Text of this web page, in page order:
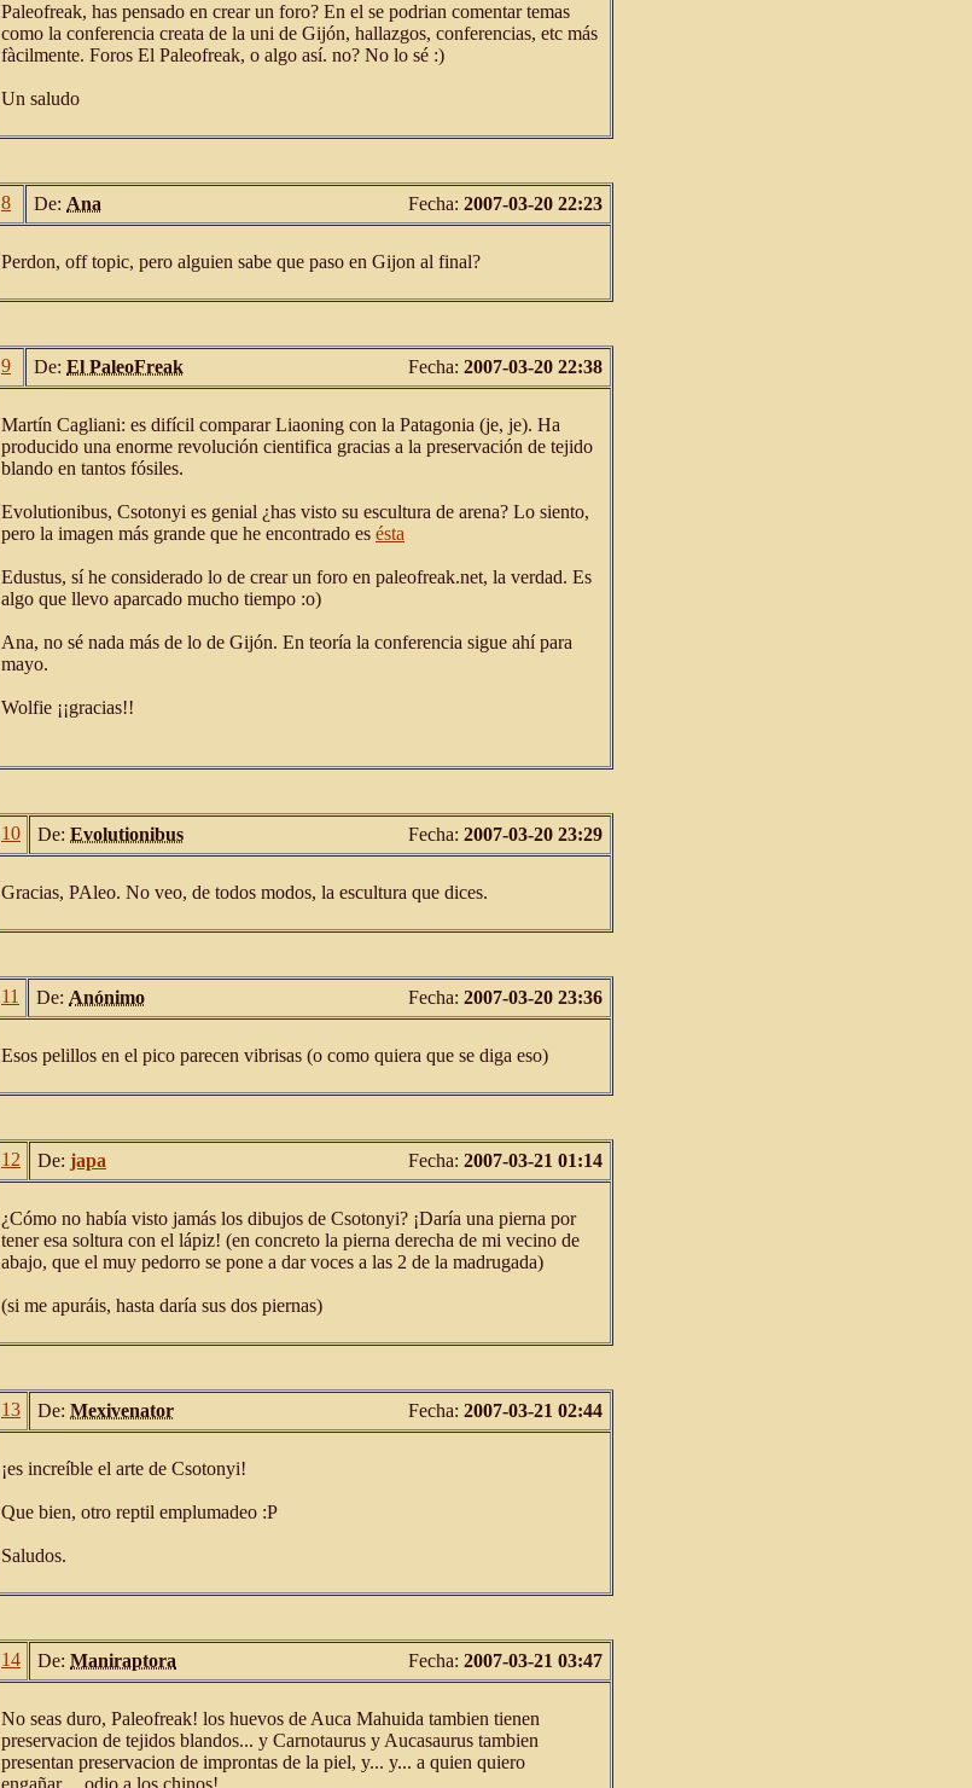
Paleofreak, has pensado en crear un foro? En el se podrian comentar temas
como la conferencia creata de la uni de Gijón, hallazgos, conferencias, etc más
fàcilmente. Foros El Paleofreak, o algo así. no? No lo sé :)
Un saludo
8 De: Ana Fecha: 2007-03-20 22:23
Perdon, off topic, pero alguien sabe que paso en Gijon al final?
9 De: El PaleoFreak Fecha: 2007-03-20 22:38
Martín Cagliani: es difícil comparar Liaoning con la Patagonia (je, je). Ha
producido una enorme revolución cientifica gracias a la preservación de tejido
blando en tantos fósiles.
Evolutionibus, Csotonyi es genial ¿has visto su escultura de arena? Lo siento,
pero la imagen más grande que he encontrado es ésta
Edustus, sí he considerado lo de crear un foro en paleofreak.net, la verdad. Es
algo que llevo aparcado mucho tiempo :o)
Ana, no sé nada más de lo de Gijón. En teoría la conferencia sigue ahí para
mayo.
Wolfie ¡¡gracias!!
10 De: Evolutionibus Fecha: 2007-03-20 23:29
Gracias, PAleo. No veo, de todos modos, la escultura que dices.
11 De: Anónimo Fecha: 2007-03-20 23:36
Esos pelillos en el pico parecen vibrisas (o como quiera que se diga eso)
12 De: japa Fecha: 2007-03-21 01:14
¿Cómo no había visto jamás los dibujos de Csotonyi? ¡Daría una pierna por
tener esa soltura con el lápiz! (en concreto la pierna derecha de mi vecino de
abajo, que el muy pedorro se pone a dar voces a las 2 de la madrugada)
(si me apuráis, hasta daría sus dos piernas)
13 De: Mexivenator Fecha: 2007-03-21 02:44
¡es increíble el arte de Csotonyi!
Que bien, otro reptil emplumadeo :P
Saludos.
14 De: Maniraptora Fecha: 2007-03-21 03:47
No seas duro, Paleofreak! los huevos de Auca Mahuida tambien tienen
preservacion de tejidos blandos... y Carnotaurus y Aucasaurus tambien
presentan preservacion de improntas de la piel, y... y... a quien quiero